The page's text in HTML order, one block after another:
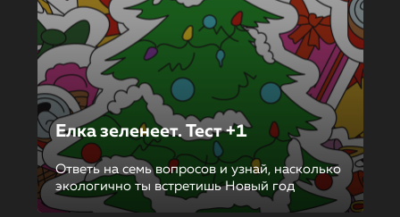
Елка зеленеет. Тест +1
Ответь на семь вопросов и узнай, насколько
экологично ты встретишь Новый год